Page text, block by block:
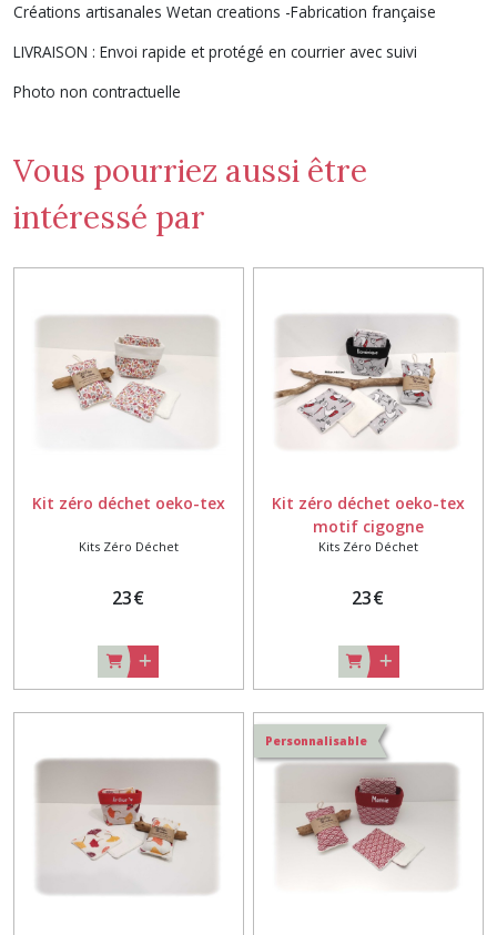
Créations artisanales Wetan creations -Fabrication française
LIVRAISON : Envoi rapide et protégé en courrier avec suivi
Photo non contractuelle
Vous pourriez aussi être
intéressé par
Kit zéro déchet oeko-tex
Kits Zéro Déchet
23€
Kit zéro déchet oeko-tex
motif cigogne
Kits Zéro Déchet
23€
Personnalisable